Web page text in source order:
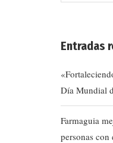
Entradas
Día Mundial
Farmaguia
personas